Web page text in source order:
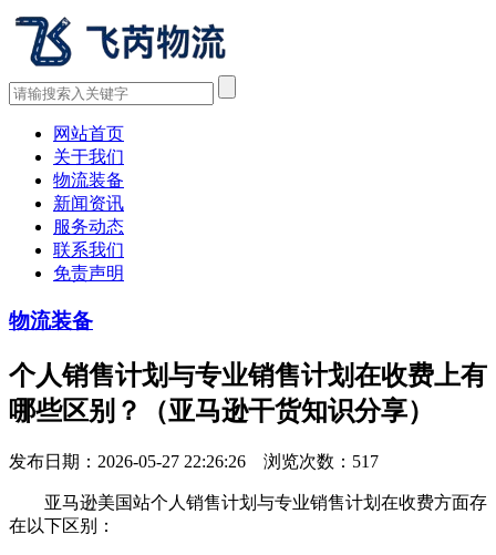
网站首页
关于我们
物流装备
新闻资讯
服务动态
联系我们
免责声明
物流装备
个人销售计划与专业销售计划在收费上有
哪些区别？（亚马逊干货知识分享）
发布日期：2026-05-27 22:26:26 浏览次数： 517
亚马逊美国站个人销售计划与专业销售计划在收费方面存
在以下区别：